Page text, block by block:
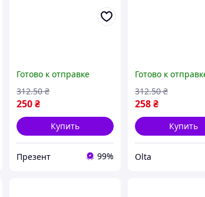
Готово к отправке
250₴
312.50 ₴
Купить
Презент 99%
Готово к
258₴
312.50 ₴
Купить
Olta